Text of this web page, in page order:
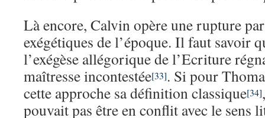
Là encore, Calvin opère une rupture
exégétiques de l’époque. Il faut savoir
l’exégèse allégorique de l’Ecriture
maîtresse incontestée[33]. Si pour
cette approche sa définition classique[34]
pouvait pas être en conflit avec le sens